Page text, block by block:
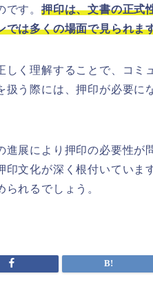
す。 押印は、文書の正式
では多くの場面で見られま
しく理解することで、コミ
扱う際には、押印が必要に
展により押印の必要性が
印文化が深く根付いていま
れるでしょう。